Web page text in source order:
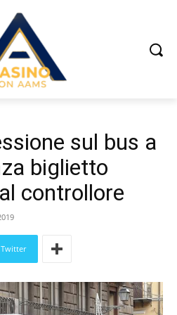
sul bus a
biglietto
controllore
Twitter